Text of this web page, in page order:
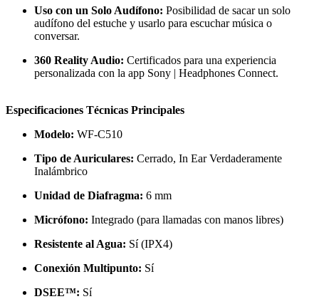
Uso con un Solo Audífono: Posibilidad de sacar un solo
audífono del estuche y usarlo para escuchar música o
conversar.
360 Reality Audio: Certificados para una experiencia
personalizada con la app Sony | Headphones Connect.
Especificaciones Técnicas Principales
Modelo: WF-C510
Tipo de Auriculares: Cerrado, In Ear Verdaderamente
Inalámbrico
Unidad de Diafragma: 6 mm
Micrófono: Integrado (para llamadas con manos libres)
Resistente al Agua: Sí (IPX4)
Conexión Multipunto: Sí
DSEE™: Sí